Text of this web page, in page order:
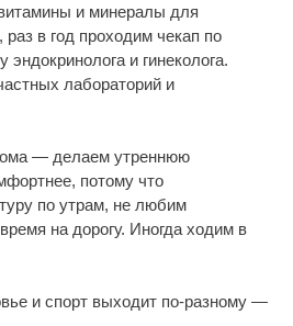
и минералы для
в год проходим чекап по
и гинеколога.
лабораторий и
— делаем утреннюю
потому что
по утрам, не любим
на дорогу. Иногда ходим в
и спорт выходит по-разному —